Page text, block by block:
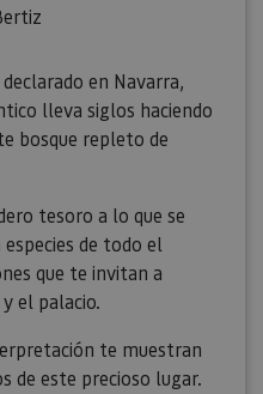
en Navarra,
lleva siglos haciendo
bosque repleto de
tesoro a lo que se
de todo el
que te invitan a
el palacio.
te muestran
de este precioso lugar.